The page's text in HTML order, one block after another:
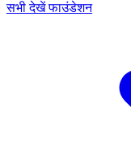
सभी देखें फाउंडेशन